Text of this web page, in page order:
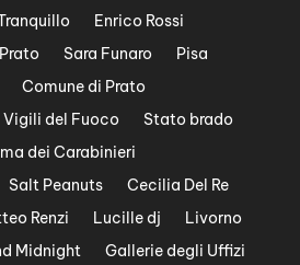
Enrico Rossi
Prato Sara Funaro
Pisa
Comune di Prato
Vigili del Fuoco
Stato brado
dei Carabinieri
Salt Peanuts
Cecilia Del Re
Renzi Lucille dj
Livorno
Midnight
Gallerie degli Uffizi